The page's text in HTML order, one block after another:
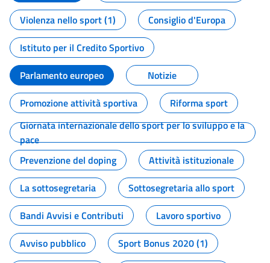
Violenza nello sport (1)
Consiglio d'Europa
Istituto per il Credito Sportivo
Parlamento europeo
Notizie
Promozione attività sportiva
Riforma sport
Giornata internazionale dello sport per lo sviluppo e la
pace
Prevenzione del doping
Attività istituzionale
La sottosegretaria
Sottosegretaria allo sport
Bandi Avvisi e Contributi
Lavoro sportivo
Avviso pubblico
Sport Bonus 2020 (1)